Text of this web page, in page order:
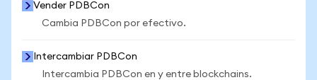
Vender PDBCon
Cambia PDBCon por efectivo.
Intercambiar PDBCon
Intercambia PDBCon en y entre blockchains.